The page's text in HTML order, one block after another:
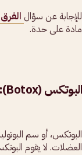
للإجابة عن سؤال
مادة على حدة.
البوتكس (Botox): مادة مريحة للعضلات
العضلات. لا يقوم